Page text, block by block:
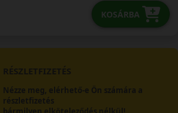
KOSÁRBA
RÉSZLETFIZETÉS
Nézze meg, elérhető-e Ön számára a
részletfizetés